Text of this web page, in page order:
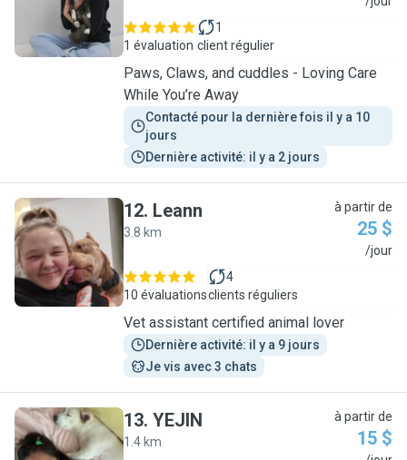
1 évaluation
1
client régulier
Paws, Claws, and cuddles - Loving Care
While You’re Away
Contacté pour la dernière fois il y a 10
jours
Dernière activité: il y a 2 jours
L
12. Leann
3.8 km
à partir de
25 $
/jour
10 évaluations
4
clients réguliers
Vet assistant certified animal lover
Dernière activité: il y a 9 jours
Je vis avec 3 chats
13. YEJIN
1.4 km
à partir de
15 $